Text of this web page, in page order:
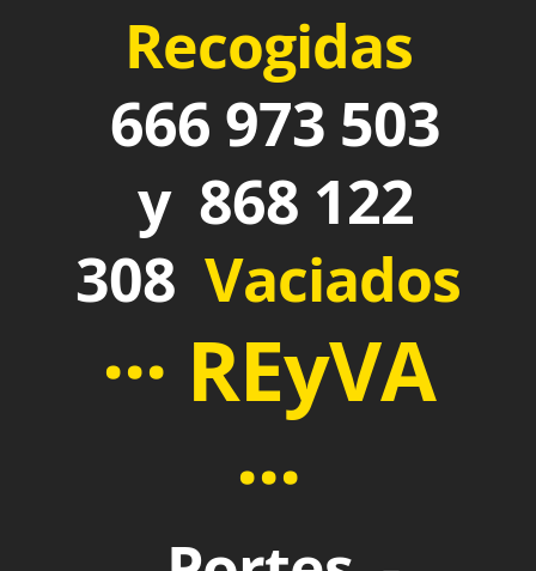
Recogidas
666 973 503
y 868 122
308 Vaciados
··· REyVA
···